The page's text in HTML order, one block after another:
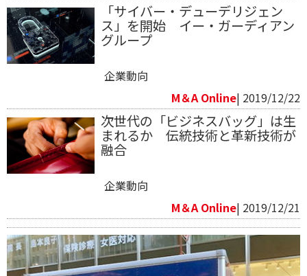
「サイバー・デューデリジェン
ス」を開始 イー・ガーディアン
グループ
企業動向
M＆A Online| 2019/12/22
次世代の「ビジネスバッグ」は生
まれるか 伝統技術と革新技術が
融合
企業動向
M＆A Online| 2019/12/21